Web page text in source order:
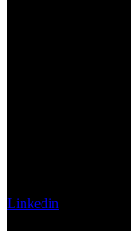
Linkedin